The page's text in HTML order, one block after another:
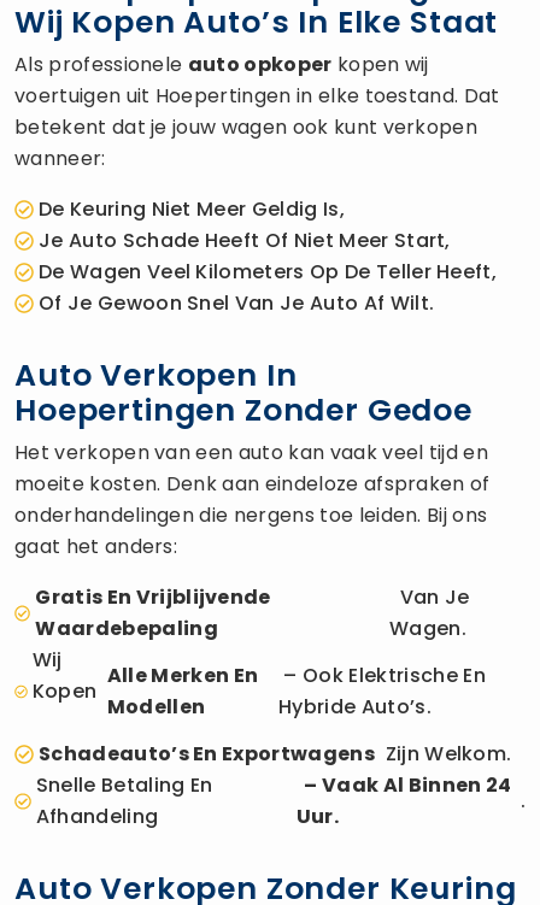
Wij Kopen Auto’s In Elke Staat
Als professionele auto opkoper kopen wij
voertuigen uit Hoepertingen in elke toestand. Dat
betekent dat je jouw wagen ook kunt verkopen
wanneer:
De Keuring Niet Meer Geldig Is,
Je Auto Schade Heeft Of Niet Meer Start,
De Wagen Veel Kilometers Op De Teller Heeft,
Of Je Gewoon Snel Van Je Auto Af Wilt.
Auto Verkopen In
Hoepertingen Zonder Gedoe
Het verkopen van een auto kan vaak veel tijd en
moeite kosten. Denk aan eindeloze afspraken of
onderhandelingen die nergens toe leiden. Bij ons
gaat het anders:
Gratis En Vrijblijvende
Waardebepaling
Van Je
Wagen.
Wij
Kopen
Alle Merken En
Modellen
– Ook Elektrische En
Hybride Auto’s.
Schadeauto’s En ExportwagensZijn Welkom.
Snelle Betaling En
Afhandeling
– Vaak Al Binnen 24
Uur.
.
Auto Verkopen Zonder Keuring